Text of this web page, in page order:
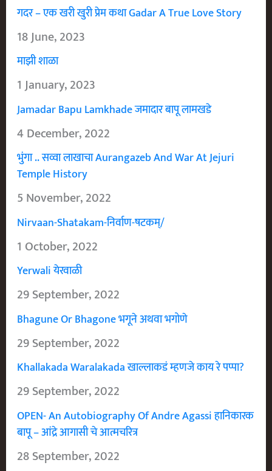
गदर – एक खरी खुरी प्रेम कथा Gadar A True Love Story
18 June, 2023
माझी शाळा
1 January, 2023
Jamadar Bapu Lamkhade जमादार बापू लामखडे
4 December, 2022
भुंगा .. सव्वा लाखाचा Aurangazeb And War At Jejuri
Temple History
5 November, 2022
Nirvaan-Shatakam-निर्वाण-षटकम्/
1 October, 2022
Yerwali येरवाळी
29 September, 2022
Bhagune Or Bhagone भगूने अथवा भगोणे
29 September, 2022
Khallakada Waralakada खाल्लाकडं म्हणजे काय रे पप्पा?
29 September, 2022
OPEN- An Autobiography Of Andre Agassi हानिकारक
बापू – आंद्रे आगासी चे आत्मचरित्र
28 September, 2022